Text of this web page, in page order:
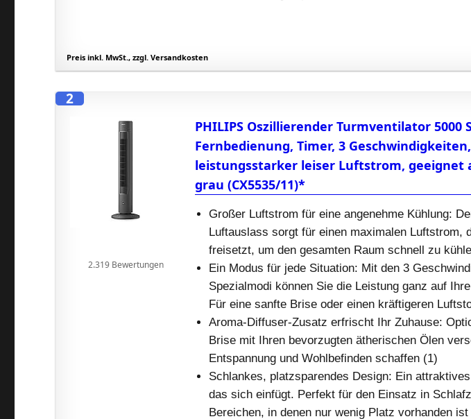
Preis inkl. MwSt., zzgl. Versandkosten
2
2.319 Bewertungen
PHILIPS Oszillierender Turmventilator 5000
Fernbedienung, Timer, 3 Geschwindigkeiten,
leistungsstarker leiser Luftstrom, geeignet
grau (CX5535/11)*
Großer Luftstrom für eine angenehme Kühlung:
Luftauslass sorgt für einen maximalen Luftstrom,
freisetzt, um den gesamten Raum schnell zu
Ein Modus für jede Situation: Mit den 3
Spezialmodi können Sie die Leistung ganz auf
Für eine sanfte Brise oder einen kräftigeren
Aroma-Diffuser-Zusatz erfrischt Ihr Zuhause:
Brise mit Ihren bevorzugten ätherischen Ölen
Entspannung und Wohlbefinden schaffen (1)
Schlankes, platzsparendes Design: Ein
das sich einfügt. Perfekt für den Einsatz in
Bereichen, in denen nur wenig Platz vorhanden ist